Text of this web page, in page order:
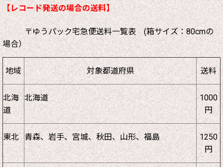
【レコード発送の場合の送料】
〒ゆうパック宅急便送料一覧表 (箱サイズ：80cmの
場合）
地域 対象都道府県 送料
北海
道
北海道
1000
円
東北 青森、岩手、宮城、秋田、山形、福島
1250
円